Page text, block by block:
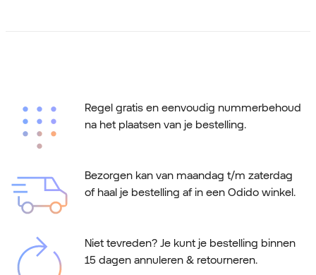
Regel gratis en eenvoudig nummerbehoud
na het plaatsen van je bestelling.
Bezorgen kan van maandag t/m zaterdag
of haal je bestelling af in een Odido winkel.
Niet tevreden? Je kunt je bestelling binnen
15 dagen annuleren & retourneren.